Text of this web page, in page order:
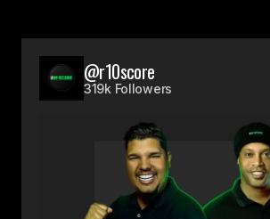
@r10score
319k Followers